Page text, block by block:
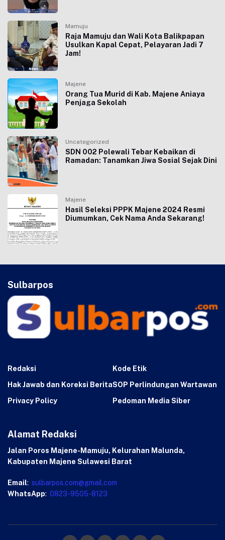
Mamuju
Raja Mamuju dan Wali Kota Balikpapan
Usulkan Kapal Cepat, Pelayaran Jadi 7
Jam!
Majene
Orang Tua Murid di Kab. Majene Aniaya
Penjaga Sekolah
Uncategorized
SDN 002 Polewali Tebar Kebaikan di
Ramadan: Tanamkan Jiwa Sosial Sejak Dini
Majene
Hasil Seleksi PPPK Majene 2024 Resmi
Diumumkan, Cek Nama Anda Sekarang!
Sulbarpos
Redaksi
Kode Etik
Hak Jawab dan Koreksi BeritaSOP Perlindungan Wartawan
Privacy Policy
Pedoman Media Siber
Alamat Redaksi
Jalan Poros Majene-Mamuju, Kelurahan Malunda,
Kabupaten Majene Sulawesi Barat
Email: sulbarpos.com@gmail.com
WhatsApp: 0823-9505-8123